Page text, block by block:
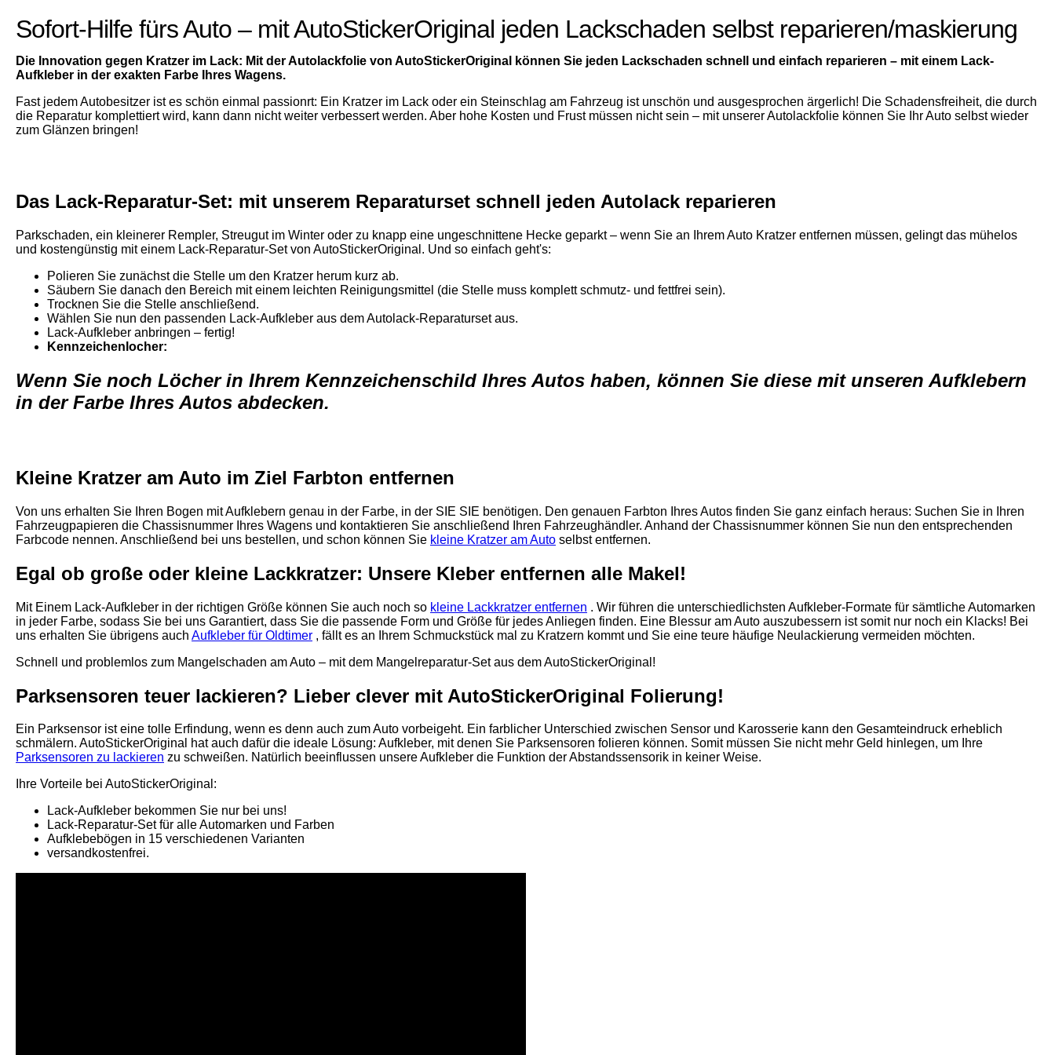
Sofort-Hilfe fürs Auto – mit AutoStickerOriginal jeden Lackschaden selbst reparieren/maskierung
Die Innovation gegen Kratzer im Lack: Mit der Autolackfolie von AutoStickerOriginal können Sie jeden Lackschaden schnell und einfach reparieren – mit einem Lack-
Aufkleber in der exakten Farbe Ihres Wagens.
Fast jedem Autobesitzer ist es schön einmal passionrt: Ein Kratzer im Lack oder ein Steinschlag am Fahrzeug ist unschön und ausgesprochen ärgerlich! Die Schadensfreiheit, die durch
die Reparatur komplettiert wird, kann dann nicht weiter verbessert werden. Aber hohe Kosten und Frust müssen nicht sein – mit unserer Autolackfolie können Sie Ihr Auto selbst wieder
zum Glänzen bringen!
Das Lack-Reparatur-Set: mit unserem Reparaturset schnell jeden Autolack reparieren
Parkschaden, ein kleinerer Rempler, Streugut im Winter oder zu knapp eine ungeschnittene Hecke geparkt – wenn Sie an Ihrem Auto Kratzer entfernen müssen, gelingt das mühelos
und kostengünstig mit einem Lack-Reparatur-Set von AutoStickerOriginal. Und so einfach geht's:
Polieren Sie zunächst die Stelle um den Kratzer herum kurz ab.
Säubern Sie danach den Bereich mit einem leichten Reinigungsmittel (die Stelle muss komplett schmutz- und fettfrei sein).
Trocknen Sie die Stelle anschließend.
Wählen Sie nun den passenden Lack-Aufkleber aus dem Autolack-Reparaturset aus.
Lack-Aufkleber anbringen – fertig!
Kennzeichenlocher:
Wenn Sie noch Löcher in Ihrem Kennzeichenschild Ihres Autos haben, können Sie diese mit unseren Aufklebern
in der Farbe Ihres Autos abdecken.
Kleine Kratzer am Auto im Ziel Farbton entfernen
Von uns erhalten Sie Ihren Bogen mit Aufklebern genau in der Farbe, in der SIE SIE benötigen. Den genauen Farbton Ihres Autos finden Sie ganz einfach heraus: Suchen Sie in Ihren
Fahrzeugpapieren die Chassisnummer Ihres Wagens und kontaktieren Sie anschließend Ihren Fahrzeughändler. Anhand der Chassisnummer können Sie nun den entsprechenden
Farbcode nennen. Anschließend bei uns bestellen, und schon können Sie kleine Kratzer am Auto selbst entfernen.
Egal ob große oder kleine Lackkratzer: Unsere Kleber entfernen alle Makel!
Mit Einem Lack-Aufkleber in der richtigen Größe können Sie auch noch so kleine Lackkratzer entfernen . Wir führen die unterschiedlichsten Aufkleber-Formate für sämtliche Automarken
in jeder Farbe, sodass Sie bei uns Garantiert, dass Sie die passende Form und Größe für jedes Anliegen finden. Eine Blessur am Auto auszubessern ist somit nur noch ein Klacks! Bei
uns erhalten Sie übrigens auch Aufkleber für Oldtimer , fällt es an Ihrem Schmuckstück mal zu Kratzern kommt und Sie eine teure häufige Neulackierung vermeiden möchten.
Schnell und problemlos zum Mangelschaden am Auto – mit dem Mangelreparatur-Set aus dem AutoStickerOriginal!
Parksensoren teuer lackieren? Lieber clever mit AutoStickerOriginal Folierung!
Ein Parksensor ist eine tolle Erfindung, wenn es denn auch zum Auto vorbeigeht. Ein farblicher Unterschied zwischen Sensor und Karosserie kann den Gesamteindruck erheblich
schmälern. AutoStickerOriginal hat auch dafür die ideale Lösung: Aufkleber, mit denen Sie Parksensoren folieren können. Somit müssen Sie nicht mehr Geld hinlegen, um Ihre
Parksensoren zu lackieren zu schweißen. Natürlich beeinflussen unsere Aufkleber die Funktion der Abstandssensorik in keiner Weise.
Ihre Vorteile bei AutoStickerOriginal:
Lack-Aufkleber bekommen Sie nur bei uns!
Lack-Reparatur-Set für alle Automarken und Farben
Aufklebebögen in 15 verschiedenen Varianten
versandkostenfrei.